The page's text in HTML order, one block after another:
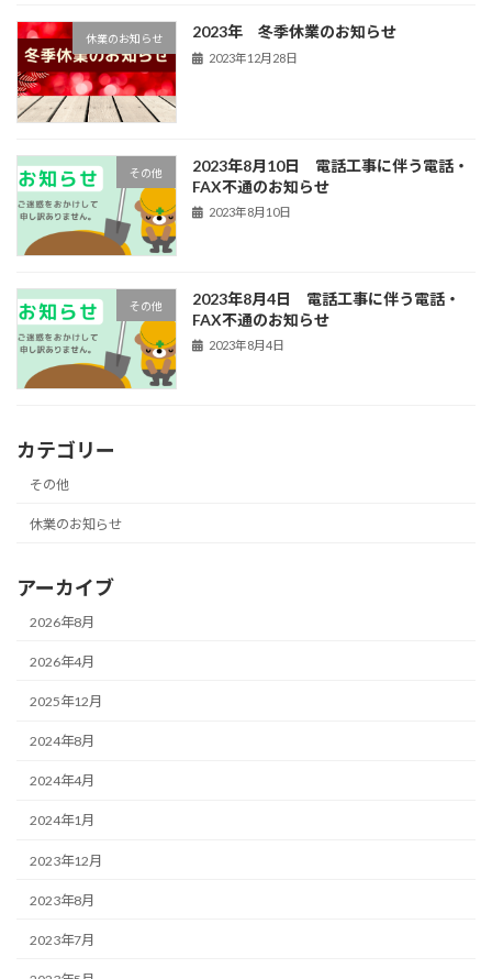
休業のお知らせ 2023年 冬季休業のお知らせ
2023年12月28日
その他
2023年8月10日 電話工事に伴う電話・
FAX不通のお知らせ
2023年8月10日
その他
2023年8月4日 電話工事に伴う電話・
FAX不通のお知らせ
2023年8月4日
カテゴリー
その他
休業のお知らせ
アーカイブ
2026年8月
2026年4月
2025年12月
2024年8月
2024年4月
2024年1月
2023年12月
2023年8月
2023年7月